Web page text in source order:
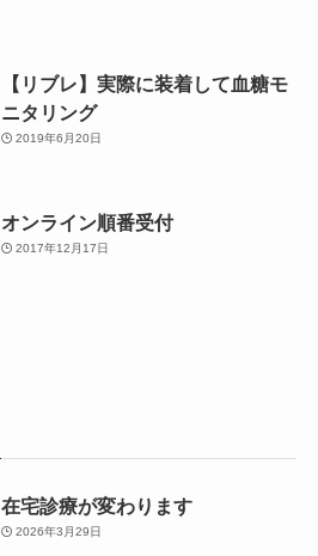
【リブレ】実際に装着して血糖モ
ニタリング
2019年6月20日
オンライン順番受付
2017年12月17日
在宅診療が変わります
2026年3月29日